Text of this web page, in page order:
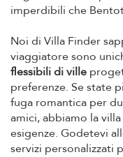
imperdibili che
Noi di Villa Finder
viaggiatore sono
flessibili di ville
preferenze. Se state
fuga romantica per
amici, abbiamo la
esigenze. Godetevi
servizi personalizzati